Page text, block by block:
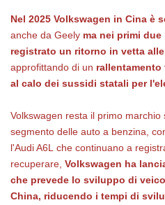
Nel 2025 Volkswagen in Cina è
anche da Geely ma nei primi
registrato un ritorno in vetta
approfittando di un rallentamento
al calo dei sussidi statali per
Volkswagen resta il primo
segmento delle auto a benzina,
l'Audi A6L che continuano a
recuperare, Volkswagen ha
che prevede lo sviluppo di
China, riducendo i tempi di